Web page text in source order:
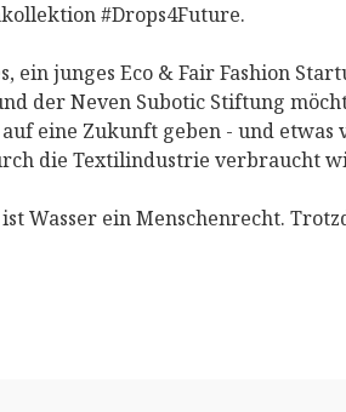
#Drops4Future.
ein junges Eco & Fair Fashion
der Neven Subotic Stiftung
eine Zukunft geben - und etwas
die Textilindustrie verbraucht
ist Wasser ein Menschenrecht.